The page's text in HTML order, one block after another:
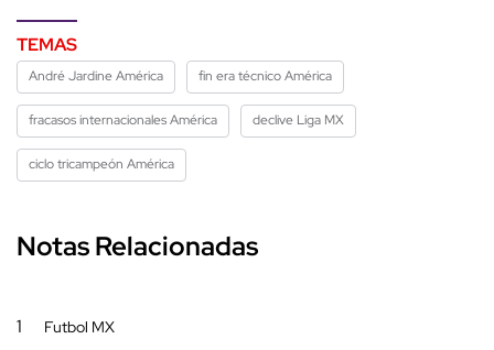
TEMAS
André Jardine América fin era técnico América
fracasos internacionales América declive Liga MX
ciclo tricampeón América
Notas Relacionadas
1 Futbol MX